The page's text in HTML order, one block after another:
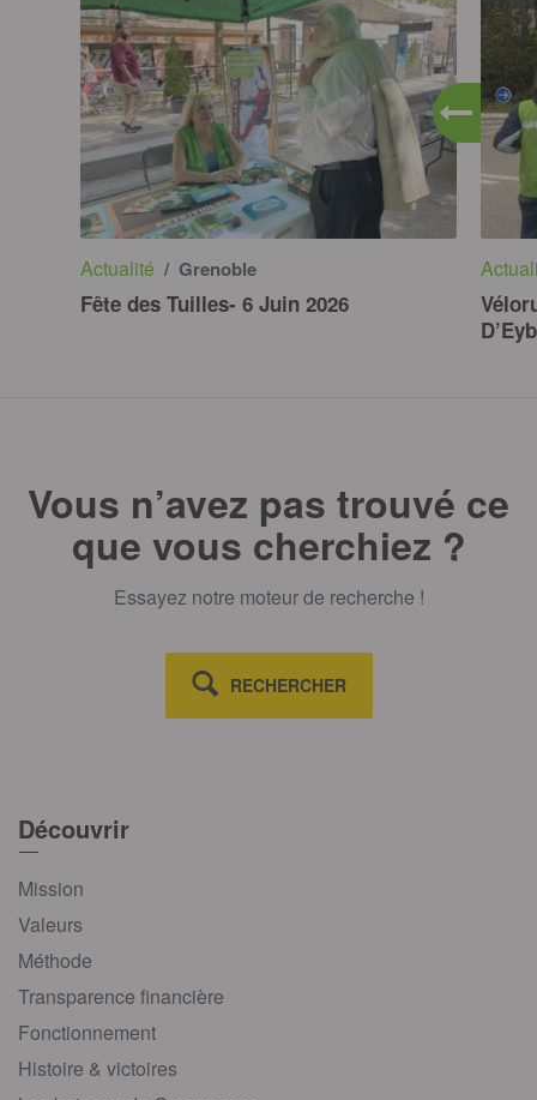
Actualité / Grenoble
Fête des Tuilles- 6 Juin 2026
Vous n’avez pas trouvé ce
que vous cherchiez ?
Essayez notre moteur de recherche !
RECHERCHER
Découvrir
Mission
Valeurs
Méthode
Transparence financière
Fonctionnement
Histoire & victoires